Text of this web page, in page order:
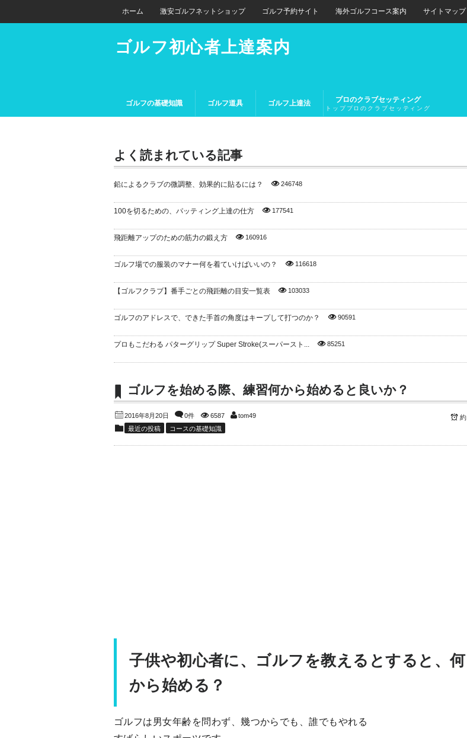
ゴルフ初心者上達案内
よく読まれている記事
鉛によるクラブの微調整、効果的に貼るには？ 246748
100を切るための、パッティング上達の仕方 177541
飛距離アップのための筋力の鍛え方 160916
ゴルフ場での服装のマナー何を着ていけばいいの？ 116618
【ゴルフクラブ】番手ごとの飛距離の目安一覧表 103033
ゴルフのアドレスで、できた手首の角度はキープして打つのか？ 90591
プロもこだわる パターグリップ Super Stroke(スーパースト... 85251
ゴルフを始める際、練習何から始めると良いか？
2016年8月20日 0件 6587 tom49 約
最近の投稿
コースの基礎知識
子供や初心者に、ゴルフを教えるとすると、何
から始める？
ゴルフは男女年齢を問わず、幾つからでも、誰でもやれる
ホーム 激安ゴルフネットショップ ゴルフ予約サイト 海外ゴルフコース案内 サイトマップ
ゴルフの基礎知識 ゴルフ道具 ゴルフ上達法 プロのクラブセッティング
トッププロのクラブセッティング